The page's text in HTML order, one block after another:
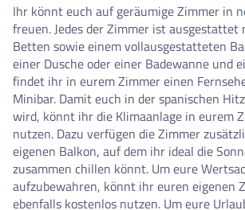
Ihr könnt euch auf geräumige Zimmer in
freuen. Jedes der Zimmer ist
Betten sowie einem vollausgestatteten
einer Dusche oder einer Badewanne und
findet ihr in eurem Zimmer einen
Minibar. Damit euch in der spanischen
wird, könnt ihr die Klimaanlage in eurem
nutzen. Dazu verfügen die Zimmer
eigenen Balkon, auf dem ihr ideal die
zusammen chillen könnt. Um eure
aufzubewahren, könnt ihr euren eigenen
ebenfalls kostenlos nutzen. Um eure